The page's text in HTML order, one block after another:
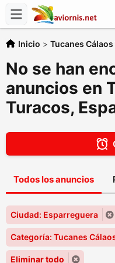
Inicio > Tucanes
No se han
anuncios en
Turacos,
Todos los anuncios
Ciudad: Esparreguera
Categoría: Tucanes
Eliminar todo